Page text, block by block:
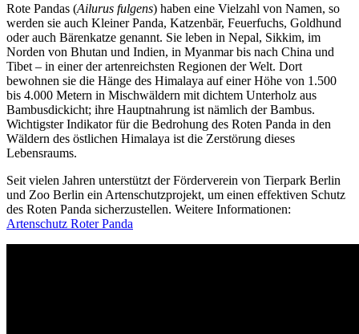
Rote Pandas (Ailurus fulgens) haben eine Vielzahl von Namen, so
werden sie auch Kleiner Panda, Katzenbär, Feuerfuchs, Goldhund
oder auch Bärenkatze genannt. Sie leben in Nepal, Sikkim, im
Norden von Bhutan und Indien, in Myanmar bis nach China und
Tibet – in einer der artenreichsten Regionen der Welt. Dort
bewohnen sie die Hänge des Himalaya auf einer Höhe von 1.500
bis 4.000 Metern in Mischwäldern mit dichtem Unterholz aus
Bambusdickicht; ihre Hauptnahrung ist nämlich der Bambus.
Wichtigster Indikator für die Bedrohung des Roten Panda in den
Wäldern des östlichen Himalaya ist die Zerstörung dieses
Lebensraums.
Seit vielen Jahren unterstützt der Förderverein von Tierpark Berlin
und Zoo Berlin ein Artenschutzprojekt, um einen effektiven Schutz
des Roten Panda sicherzustellen. Weitere Informationen:
Artenschutz Roter Panda